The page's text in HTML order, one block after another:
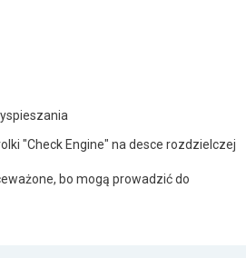
"Check Engine" na desce rozdzielczej
bo mogą prowadzić do